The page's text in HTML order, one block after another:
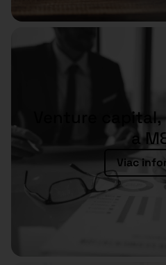
Venture
a
Viac